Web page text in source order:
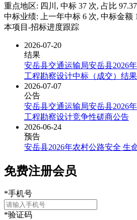
重点地区: 四川 , 中标 37 次, 占比
中标业绩:
上一年中标 6 次, 中标金额
本项目-招标进度跟踪
2026-07-20
结果
安岳县交通运输局安岳县2026
工程勘察设计中标（成交）结
2026-07-07
公告
安岳县交通运输局安岳县2026
工程勘察设计竞争性磋商公告
2026-06-24
预告
安岳县2026年农村公路安全 生
免费注册会员
*手机号
*验证码